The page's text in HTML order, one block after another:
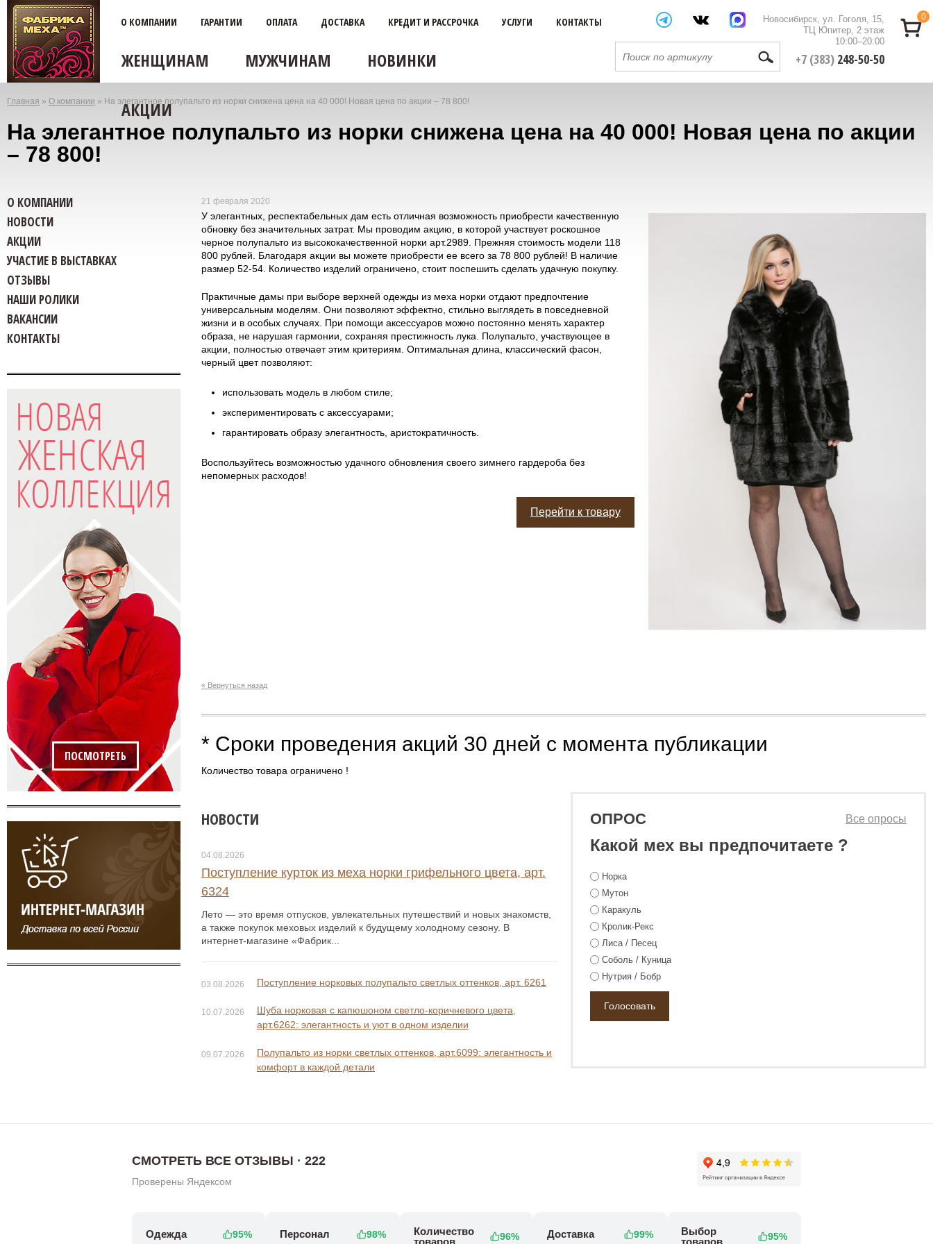
Новосибирск, ул. Гоголя, 15,
ТЦ Юпитер, 2 этаж
10:00–20:00
+7 (383) 248-50-50
О КОМПАНИИ ГАРАНТИИ ОПЛАТА ДОСТАВКА КРЕДИТ И РАССРОЧКА УСЛУГИ КОНТАКТЫ
ЖЕНЩИНАМ МУЖЧИНАМ НОВИНКИ
АКЦИИ
0
Вы
здесь
Главная » О компании » На элегантное полупальто из норки снижена цена на 40 000! Новая цена по акции – 78 800!
На элегантное полупальто из норки снижена цена на 40 000! Новая цена по акции
– 78 800!
21 февраля 2020
У элегантных, респектабельных дам есть отличная возможность приобрести качественную
обновку без значительных затрат. Мы проводим акцию, в которой участвует роскошное
черное полупальто из высококачественной норки арт.2989. Прежняя стоимость модели 118
800 рублей. Благодаря акции вы можете приобрести ее всего за 78 800 рублей! В наличие
размер 52-54. Количество изделий ограничено, стоит поспешить сделать удачную покупку.
Практичные дамы при выборе верхней одежды из меха норки отдают предпочтение
универсальным моделям. Они позволяют эффектно, стильно выглядеть в повседневной
жизни и в особых случаях. При помощи аксессуаров можно постоянно менять характер
образа, не нарушая гармонии, сохраняя престижность лука. Полупальто, участвующее в
акции, полностью отвечает этим критериям. Оптимальная длина, классический фасон,
черный цвет позволяют:
использовать модель в любом стиле;
экспериментировать с аксессуарами;
гарантировать образу элегантность, аристократичность.
Воспользуйтесь возможностью удачного обновления своего зимнего гардероба без
непомерных расходов!
Перейти к товару
« Вернуться назад
* Сроки проведения акций 30 дней с момента публикации
Количество товара ограничено !
НОВОСТИ
04.08.2026
Поступление курток из меха норки грифельного цвета, арт.
6324
Лето — это время отпусков, увлекательных путешествий и новых знакомств,
а также покупок меховых изделий к будущему холодному сезону. В
интернет-магазине «Фабрик...
03.08.2026 Поступление норковых полупальто светлых оттенков, арт. 6261
10.07.2026
Шуба норковая с капюшоном светло-коричневого цвета,
арт.6262: элегантность и уют в одном изделии
09.07.2026
Полупальто из норки светлых оттенков, арт.6099: элегантность и
комфорт в каждой детали
ОПРОС
Какой мех вы предпочитаете ?
Все опросы
Норка
Мутон
Каракуль
Кролик-Рекс
Лиса / Песец
Соболь / Куница
Нутрия / Бобр
О КОМПАНИИ
НОВОСТИ
АКЦИИ
УЧАСТИЕ В ВЫСТАВКАХ
ОТЗЫВЫ
НАШИ РОЛИКИ
ВАКАНСИИ
КОНТАКТЫ
ПОСМОТРЕТЬ
СМОТРЕТЬ ВСЕ ОТЗЫВЫ · 222
Проверены Яндексом
Одежда 95% Персонал 98%
Количество
товаров
96% Доставка 99%
Выбор
товаров
95%